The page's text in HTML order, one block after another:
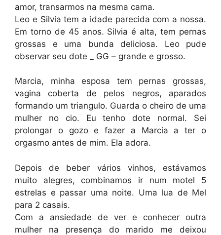
amor, transarmos na mesma cama.
Leo e Silvia tem a idade parecida com a nossa.
Em torno de 45 anos. Silvia é alta, tem pernas
grossas e uma bunda deliciosa. Leo pude
observar seu dote _ GG – grande e grosso.
Marcia, minha esposa tem pernas grossas,
vagina coberta de pelos negros, aparados
formando um triangulo. Guarda o cheiro de uma
mulher no cio. Eu tenho dote normal. Sei
prolongar o gozo e fazer a Marcia a ter o
orgasmo antes de mim. Ela adora.
Depois de beber vários vinhos, estávamos
muito alegres, combinamos ir num motel 5
estrelas e passar uma noite. Uma lua de Mel
para 2 casais.
Com a ansiedade de ver e conhecer outra
mulher na presença do marido me deixou